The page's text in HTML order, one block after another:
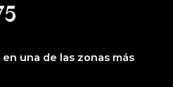
una de las zonas más